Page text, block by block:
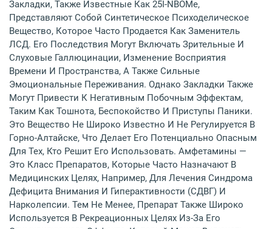
Закладки, Также Известные Как 25I-NBOMe,
Представляют Собой Синтетическое Психоделическое
Вещество, Которое Часто Продается Как Заменитель
ЛСД. Его Последствия Могут Включать Зрительные И
Слуховые Галлюцинации, Изменение Восприятия
Времени И Пространства, А Также Сильные
Эмоциональные Переживания. Однако Закладки Также
Могут Привести К Негативным Побочным Эффектам,
Таким Как Тошнота, Беспокойство И Приступы Паники.
Это Вещество Не Широко Известно И Не Регулируется В
Горно-Алтайске, Что Делает Его Потенциально Опасным
Для Тех, Кто Решит Его Использовать. Амфетамины —
Это Класс Препаратов, Которые Часто Назначают В
Медицинских Целях, Например, Для Лечения Синдрома
Дефицита Внимания И Гиперактивности (СДВГ) И
Нарколепсии. Тем Не Менее, Препарат Также Широко
Используется В Рекреационных Целях Из-За Его